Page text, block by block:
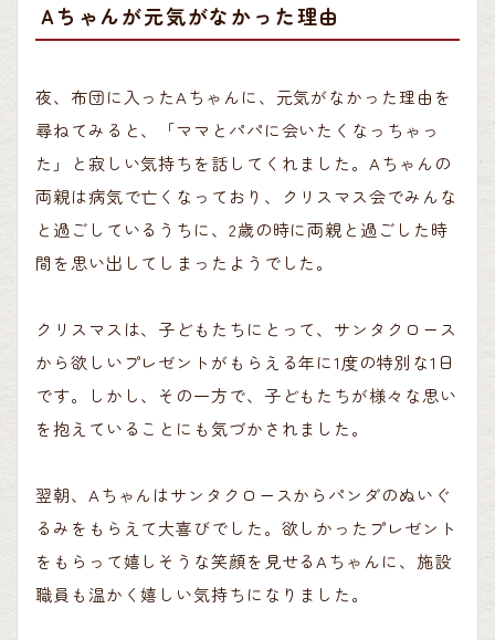
Aちゃんが元気がなかった理由
夜、布団に入ったAちゃんに、元気がなかった理由を
尋ねてみると、「ママとパパに会いたくなっちゃっ
た」と寂しい気持ちを話してくれました。Aちゃんの
両親は病気で亡くなっており、クリスマス会でみんな
と過ごしているうちに、2歳の時に両親と過ごした時
間を思い出してしまったようでした。
クリスマスは、子どもたちにとって、サンタクロース
から欲しいプレゼントがもらえる年に1度の特別な1日
です。しかし、その一方で、子どもたちが様々な思い
を抱えていることにも気づかされました。
翌朝、Aちゃんはサンタクロースからパンダのぬいぐ
るみをもらえて大喜びでした。欲しかったプレゼント
をもらって嬉しそうな笑顔を見せるAちゃんに、施設
職員も温かく嬉しい気持ちになりました。